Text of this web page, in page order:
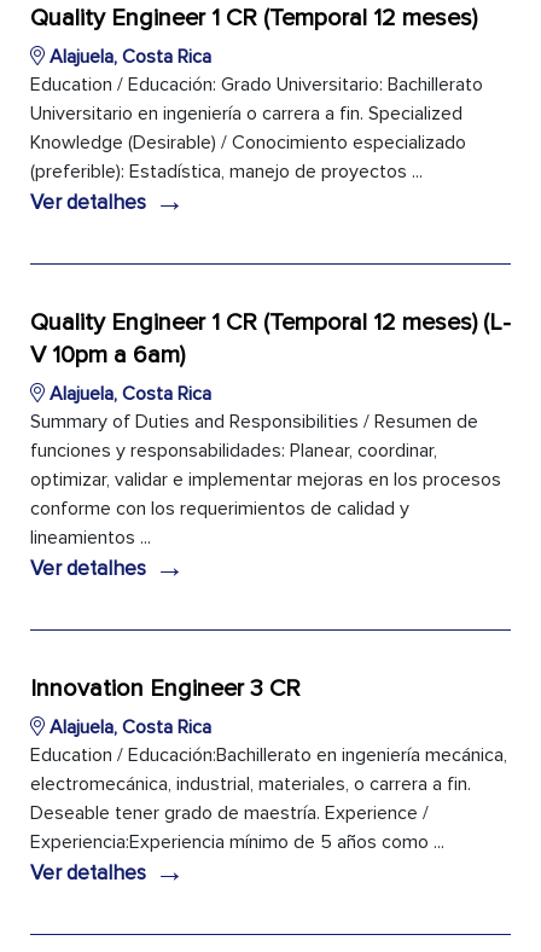
Quality Engineer 1 CR (Temporal 12 meses)
Alajuela, Costa Rica
Education / Educación: Grado Universitario: Bachillerato
Universitario en ingeniería o carrera a fin. Specialized
Knowledge (Desirable) / Conocimiento especializado
(preferible): Estadística, manejo de proyectos ...
Ver detalhes →
Quality Engineer 1 CR (Temporal 12 meses) (L-
V 10pm a 6am)
Alajuela, Costa Rica
Summary of Duties and Responsibilities / Resumen de
funciones y responsabilidades: Planear, coordinar,
optimizar, validar e implementar mejoras en los procesos
conforme con los requerimientos de calidad y
lineamientos ...
Ver detalhes →
Innovation Engineer 3 CR
Alajuela, Costa Rica
Education / Educación:Bachillerato en ingeniería mecánica,
electromecánica, industrial, materiales, o carrera a fin.
Deseable tener grado de maestría. Experience /
Experiencia:Experiencia mínimo de 5 años como ...
Ver detalhes →